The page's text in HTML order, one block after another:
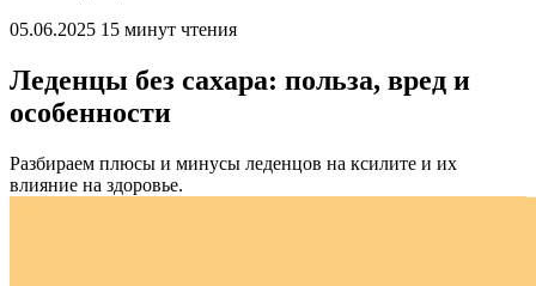
05.06.2025 15 минут чтения
Леденцы без сахара: польза, вред и
особенности
Разбираем плюсы и минусы леденцов на ксилите и их
влияние на здоровье.